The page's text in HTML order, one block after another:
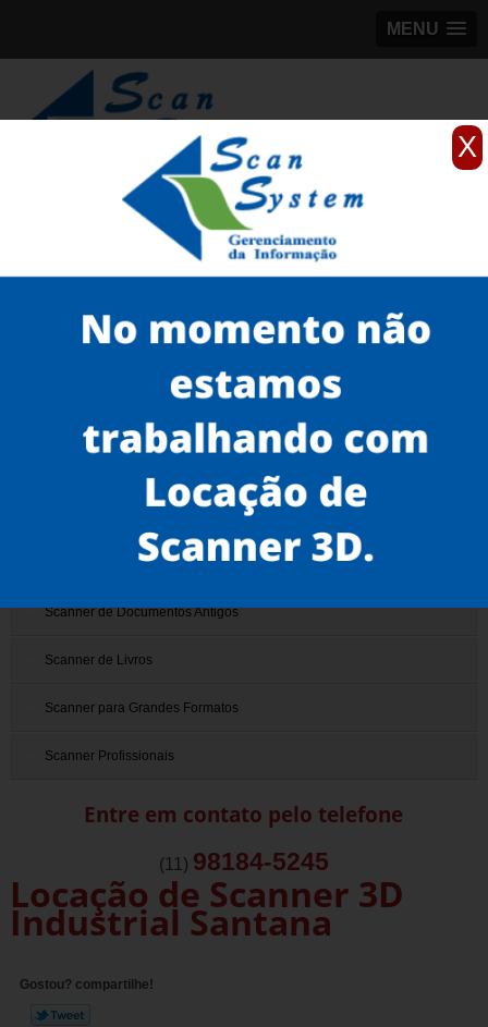
X
MENU
98184-5245
scanner 3D EVA para peças
locação de scanner 3D industrial Santana
Serviços
Scanner de Documentos
Scanner de Documentos Antigos
Scanner de Livros
Scanner para Grandes Formatos
Scanner Profissionais
Entre em contato pelo telefone
(11) 98184-5245
Locação de Scanner 3D
Industrial Santana
Gostou? compartilhe!